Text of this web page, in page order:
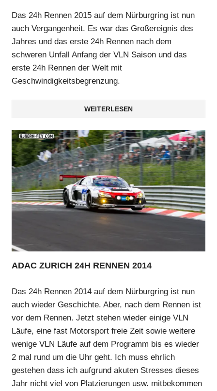
Das 24h Rennen 2015 auf dem Nürburgring ist nun
auch Vergangenheit. Es war das Großereignis des
Jahres und das erste 24h Rennen nach dem
schweren Unfall Anfang der VLN Saison und das
erste 24h Rennen der Welt mit
Geschwindigkeitsbegrenzung.
WEITERLESEN
ADAC ZURICH 24H RENNEN 2014
Das 24h Rennen 2014 auf dem Nürburgring ist nun
auch wieder Geschichte. Aber, nach dem Rennen ist
vor dem Rennen. Jetzt stehen wieder einige VLN
Läufe, eine fast Motorsport freie Zeit sowie weitere
wenige VLN Läufe auf dem Programm bis es wieder
2 mal rund um die Uhr geht. Ich muss ehrlich
gestehen dass ich aufgrund akuten Stresses dieses
Jahr nicht viel von Platzierungen usw. mitbekommen